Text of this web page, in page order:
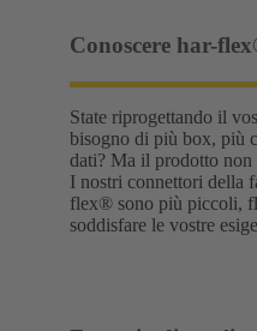
Conoscere har-
State riprogettando il
bisogno di più box, più
dati? Ma il prodotto non
I nostri connettori della
flex® sono più piccoli,
soddisfare le vostre